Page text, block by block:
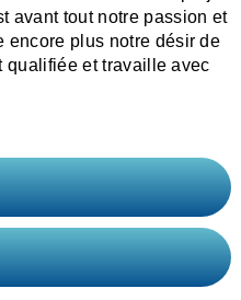
avant tout notre passion et
encore plus notre désir de
qualifiée et travaille avec